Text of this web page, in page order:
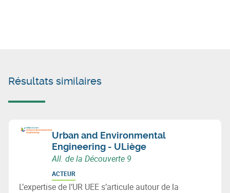
Résultats similaires
Urban and Environmental
Engineering - ULiège
All. de la Découverte 9
ACTEUR
L’expertise de l’UR UEE s’articule autour de la